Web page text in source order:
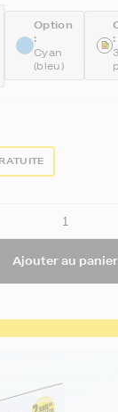
Option
:
Cyan
(bleu)
:
Ajouter au panier